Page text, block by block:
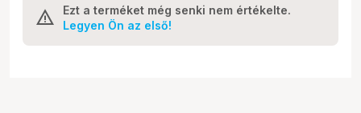
Ezt a terméket még senki nem értékelte.
Legyen Ön az első!